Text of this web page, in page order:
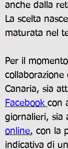
anche dalla
La scelta
maturata nel
Per il
collaborazione
Canaria, sia
Facebook con
giornalieri, sia
online, con la
indicativa di